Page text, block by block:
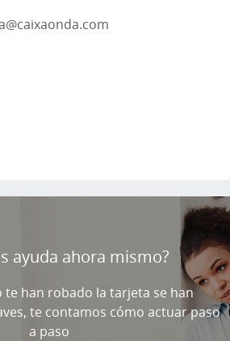
ayuda ahora mismo?
te han robado la tarjeta se han
te contamos cómo actuar paso
a paso